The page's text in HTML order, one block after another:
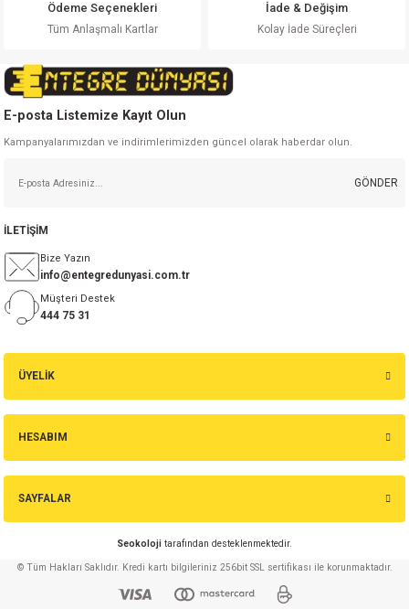
Bu ürüne benzer farklı alternatifler olmalı.
Gönder
Ödeme Seçenekleri
Tüm Anlaşmalı Kartlar
İade & Değişim
Kolay İade Süreçleri
E-posta Listemize Kayıt Olun
Kampanyalarımızdan ve indirimlerimizden güncel olarak haberdar olun.
GÖNDER
ÜYELİK
HESABIM
SAYFALAR
Seokoloji tarafından desteklenmektedir.
İLETİŞİM
Bize Yazın
info@entegredunyasi.com.tr
Müşteri Destek
444 75 31
© Tüm Hakları Saklıdır. Kredi kartı bilgileriniz 256bit SSL sertifikası ile korunmaktadır.